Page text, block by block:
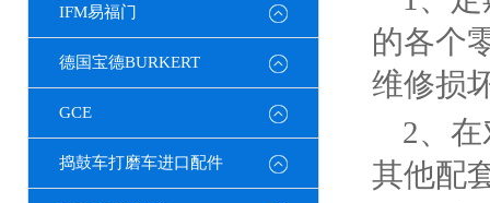
IFM易福门
德国宝德BURKERT
GCE
捣鼓车打磨车进口配件
的各个
维修损
2、
其他配